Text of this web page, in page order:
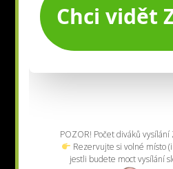
POZOR! Počet diváků
Rezervujte si volné místo
jestli budete moct vysílání